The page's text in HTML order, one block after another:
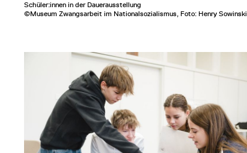
Schüler:innen in der Dauerausstellung
©Museum Zwangsarbeit im Nationalsozialismus, Foto: Henry Sowinski